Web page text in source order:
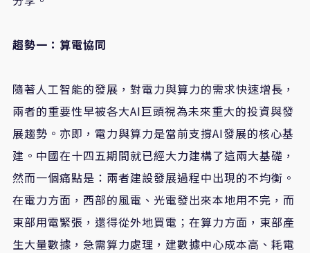
趨勢一：算電協同
隨著人工智能的發展，對電力與算力的需求快速增長，
兩者的重要性早被各大AI巨頭視為未來重大的投資與發
展趨勢。亦即，電力與算力是當前支撐AI發展的核心基
建。中國在十四五期間就已經大力建構了這兩大基礎，
然而一個痛點是：兩者建設發展過程中出現的不均衡。
在電力方面，西部的風電、光電發出來本地用不完，而
東部用電緊張，還得從外地買電；在算力方面，東部產
生大量數據，急需算力處理，建數據中心成本高、耗電